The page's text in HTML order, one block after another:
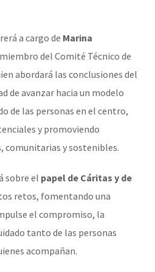
a cargo de Marina
del Comité Técnico de
abordará las conclusiones del
de avanzar hacia un modelo
de las personas en el centro,
y promoviendo
comunitarias y sostenibles.
sobre el papel de Cáritas y de
retos, fomentando una
el compromiso, la
tanto de las personas
acompañan.